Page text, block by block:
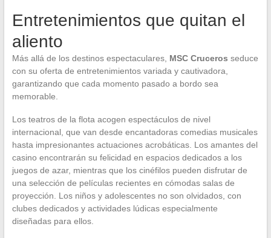
Entretenimientos que quitan el
aliento
Más allá de los destinos espectaculares, MSC Cruceros seduce
con su oferta de entretenimientos variada y cautivadora,
garantizando que cada momento pasado a bordo sea
memorable.
Los teatros de la flota acogen espectáculos de nivel
internacional, que van desde encantadoras comedias musicales
hasta impresionantes actuaciones acrobáticas. Los amantes del
casino encontrarán su felicidad en espacios dedicados a los
juegos de azar, mientras que los cinéfilos pueden disfrutar de
una selección de películas recientes en cómodas salas de
proyección. Los niños y adolescentes no son olvidados, con
clubes dedicados y actividades lúdicas especialmente
diseñadas para ellos.